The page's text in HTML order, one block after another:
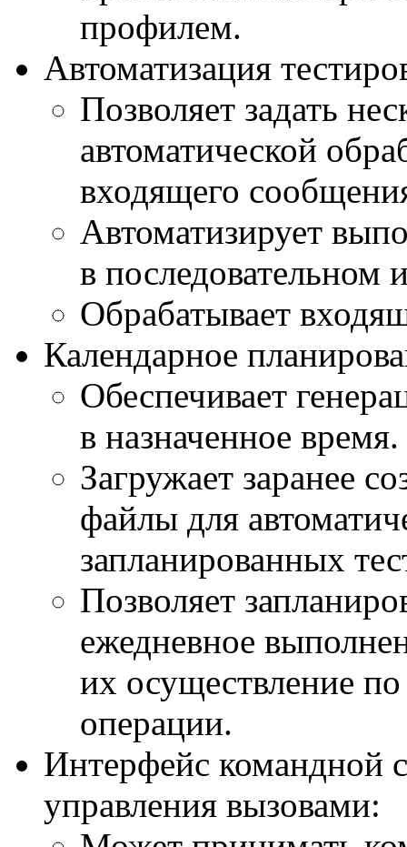
профилем.
Автоматизация
Позволяет задать
автоматической
входящего
Автоматизирует
в последовательном
Обрабатывает
Календарное
Обеспечивает
в назначенное время.
Загружает заранее
файлы для
запланированных
Позволяет
ежедневное
их осуществление
операции.
Интерфейс командной
управления вызовами: